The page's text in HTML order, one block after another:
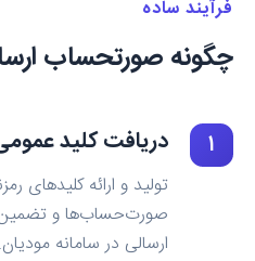
فرآیند ساده
چگونه صورتحساب
۱ دریافت کلید
تولید و ارائه کلیدهای
صورت‌حساب‌ها و
ارسالی در سامانه مودیان.